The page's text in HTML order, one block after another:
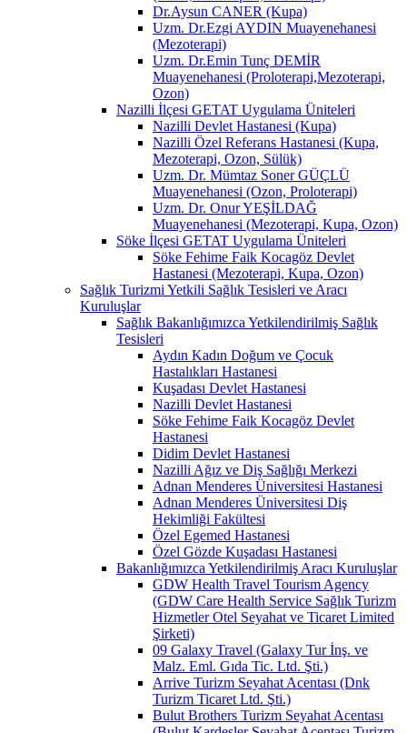
Dr.Aysun CANER (Kupa)
Uzm. Dr.Ezgi AYDIN Muayenehanesi
(Mezoterapi)
Uzm. Dr.Emin Tunç DEMİR
Muayenehanesi (Proloterapi,Mezoterapi,
Ozon)
Nazilli İlçesi GETAT Uygulama Üniteleri
Nazilli Devlet Hastanesi (Kupa)
Nazilli Özel Referans Hastanesi (Kupa,
Mezoterapi, Ozon, Sülük)
Uzm. Dr. Mümtaz Soner GÜÇLÜ
Muayenehanesi (Ozon, Proloterapi)
Uzm. Dr. Onur YEŞİLDAĞ
Muayenehanesi (Mezoterapi, Kupa, Ozon)
Söke İlçesi GETAT Uygulama Üniteleri
Söke Fehime Faik Kocagöz Devlet
Hastanesi (Mezoterapi, Kupa, Ozon)
Sağlık Turizmi Yetkili Sağlık Tesisleri ve Aracı
Kuruluşlar
Sağlık Bakanlığımızca Yetkilendirilmiş Sağlık
Tesisleri
Aydın Kadın Doğum ve Çocuk
Hastalıkları Hastanesi
Kuşadası Devlet Hastanesi
Nazilli Devlet Hastanesi
Söke Fehime Faik Kocagöz Devlet
Hastanesi
Didim Devlet Hastanesi
Nazilli Ağız ve Diş Sağlığı Merkezi
Adnan Menderes Üniversitesi Hastanesi
Adnan Menderes Üniversitesi Diş
Hekimliği Fakültesi
Özel Egemed Hastanesi
Özel Gözde Kuşadası Hastanesi
Bakanlığımızca Yetkilendirilmiş Aracı Kuruluşlar
GDW Health Travel Tourism Agency
(GDW Care Health Service Sağlık Turizm
Hizmetler Otel Seyahat ve Ticaret Limited
Şirketi)
09 Galaxy Travel (Galaxy Tur İnş. ve
Malz. Eml. Gıda Tic. Ltd. Şti.)
Arrive Turizm Seyahat Acentası (Dnk
Turizm Ticaret Ltd. Şti.)
Bulut Brothers Turizm Seyahat Acentası